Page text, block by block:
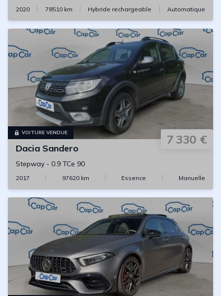
2020 78510km Hybride rechargeable Automatique
VOITURE VENDUE 7 330 €
Dacia Sandero
Stepway - 0.9 TCe 90
2017 97620km Essence Manuelle